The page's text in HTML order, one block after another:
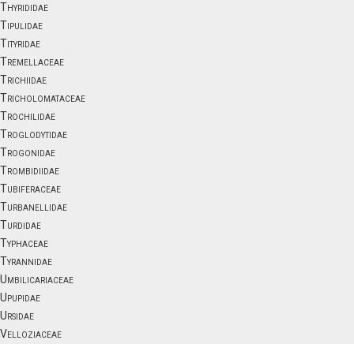
Thyrididae
Tipulidae
Tityridae
Tremellaceae
Trichiidae
Tricholomataceae
Trochilidae
Troglodytidae
Trogonidae
Trombidiidae
Tubiferaceae
Turbanellidae
Turdidae
Typhaceae
Tyrannidae
Umbilicariaceae
Upupidae
Ursidae
Velloziaceae